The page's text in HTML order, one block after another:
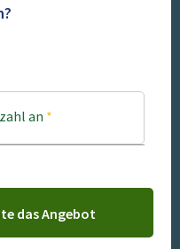
an *
das Angebot